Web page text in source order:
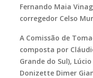
Fernando Maia
corregedor Celso
A Comissão de
composta por
Grande do Sul),
Donizette Dimer